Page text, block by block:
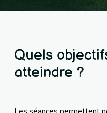
Quels
atteindre ?